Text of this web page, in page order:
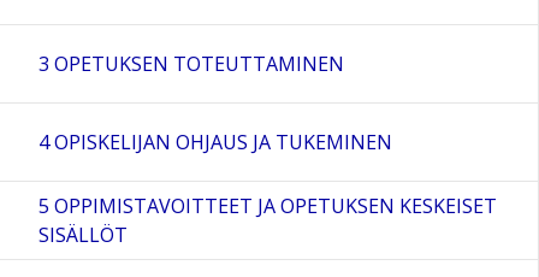
3 OPETUKSEN TOTEUTTAMINEN
4 OPISKELIJAN OHJAUS JA TUKEMINEN
5 OPPIMISTAVOITTEET JA OPETUKSEN KESKEISET
SISÄLLÖT